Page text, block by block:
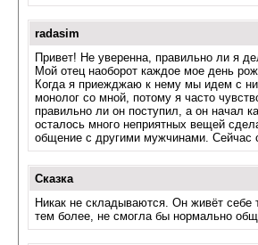
radasim
Привет! Не уверенна, правильно ли я
Мой отец наоборот каждое мое день
Когда я приежджаю к нему мы идем с
монолог со мной, потому я часто
правильно ли он поступил, а он начал
осталось много неприятных вещей
общение с другими мужчинами. Сейчас
Сказка
Никак не складываются. Он живёт
тем более, не смогла бы нормально